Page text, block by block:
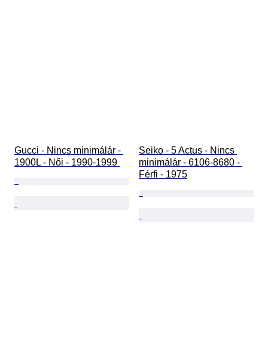
Gucci - Nincs minimálár -
1900L - Női - 1990-1999
Seiko - 5 Actus - Nincs
minimálár - 6106-8680 -
Férfi - 1975